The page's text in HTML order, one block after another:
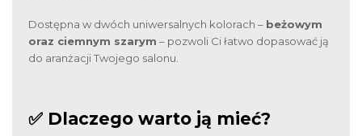
Dostępna w dwóch uniwersalnych kolorach – beżowym
oraz ciemnym szarym – pozwoli Ci łatwo dopasować ją
do aranżacji Twojego salonu.
✅ Dlaczego warto ją mieć?